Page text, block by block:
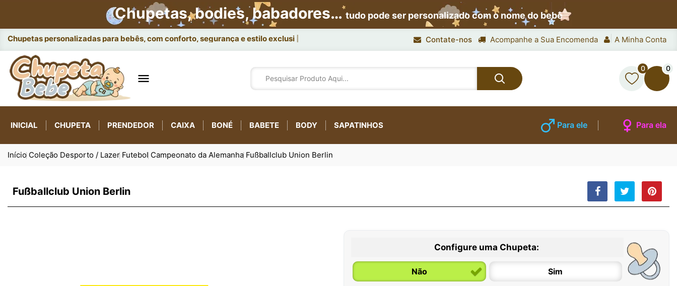
Chupetas, bodies, babadores…tudo pode ser personalizado com o nome do bebê
Chupetas personalizadas para bebês, com conforto, segurança e estilo exclusivo. Contate-nos Acompanhe a Sua Encomenda A Minha Conta

0 0
INICIAL CHUPETA PRENDEDOR CAIXA BONÉ BABETE BODY SAPATINHOS Para ele Para ela
Início Coleção Desporto / Lazer Futebol Campeonato da Alemanha Fußballclub Union Berlin
Fußballclub Union Berlin
Configure uma Chupeta:
Não Sim